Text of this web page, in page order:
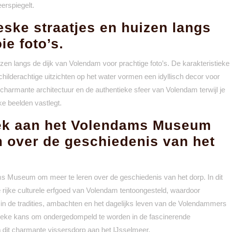
straatjes en huizen langs
foto’s.
langs de dijk van Volendam voor prachtige foto’s. De karakteristieke
uitzichten op het water vormen een idyllisch decor voor
architectuur en de authentieke sfeer van Volendam terwijl je
beelden vastlegt.
aan het Volendams Museum
over de geschiedenis van het
Museum om meer te leren over de geschiedenis van het dorp. In dit
culturele erfgoed van Volendam tentoongesteld, waardoor
de tradities, ambachten en het dagelijks leven van de Volendammers
kans om ondergedompeld te worden in de fascinerende
charmante vissersdorp aan het IJsselmeer.